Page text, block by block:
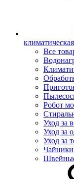
Все
Робот
Уход за
Уход за
Уход за
Чайники